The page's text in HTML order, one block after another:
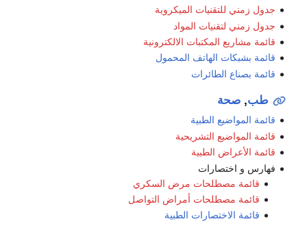
جدول زمني للتقنيات الميكروية
جدول زمني لتقنيات المواد
قائمة مشاريع المكتبات الالكترونية
قائمة بشبكات الهاتف المحمول
قائمة بصناع الطائرات
طب, صحة
قائمة المواضيع الطبية
قائمة المواضيع التشريحية
قائمة الأعراض الطبية
فهارس و اختصارات
قائمة مصطلحات مرض السكري
قائمة مصطلحات أمراض التواصل
قائمة الاختصارات الطبية